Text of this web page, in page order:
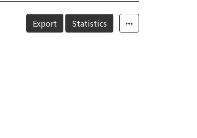
Export Statistics